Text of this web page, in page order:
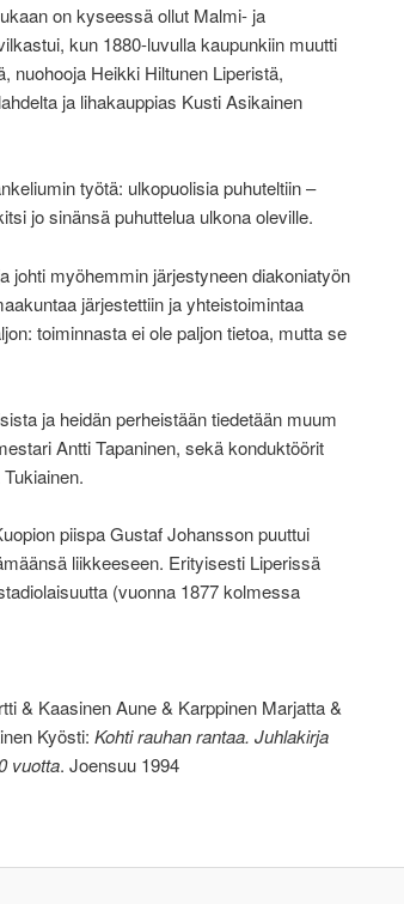
on kyseessä ollut Malmi- ja
kun 1880-luvulla kaupunkiin muutti
nuohooja Heikki Hiltunen Liperistä,
ja lihakauppias Kusti Asikainen
työtä: ulkopuolisia puhuteltiin –
jo sinänsä puhuttelua ulkona oleville.
johti myöhemmin järjestyneen diakoniatyön
järjestettiin ja yhteistoimintaa
toiminnasta ei ole paljon tietoa, mutta se
ja heidän perheistään tiedetään muum
Antti Tapaninen, sekä konduktöörit
piispa Gustaf Johansson puuttui
liikkeeseen. Erityisesti Liperissä
(vuonna 1877 kolmessa
& Kaasinen Aune & Karppinen Marjatta &
Kyösti: Kohti rauhan rantaa. Juhlakirja
vuotta. Joensuu 1994